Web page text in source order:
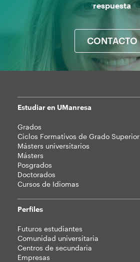
respuesta
CONTACTO
Mapa
web
Estudiar en UManresa
Grados
Ciclos Formativos de Grado Superior
Másters universitarios
Másters
Posgrados
Doctorados
Cursos de Idiomas
Perfiles
Futuros estudiantes
Comunidad universitaria
Centros de secundaria
Empresas